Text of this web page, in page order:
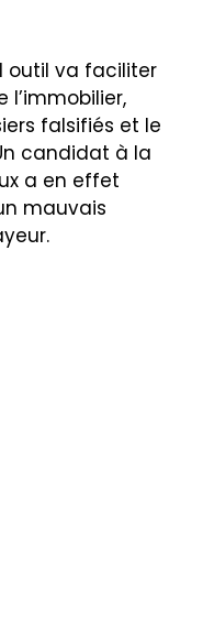
outil va faciliter
l’immobilier,
falsifiés et le
candidat à la
a en effet
mauvais